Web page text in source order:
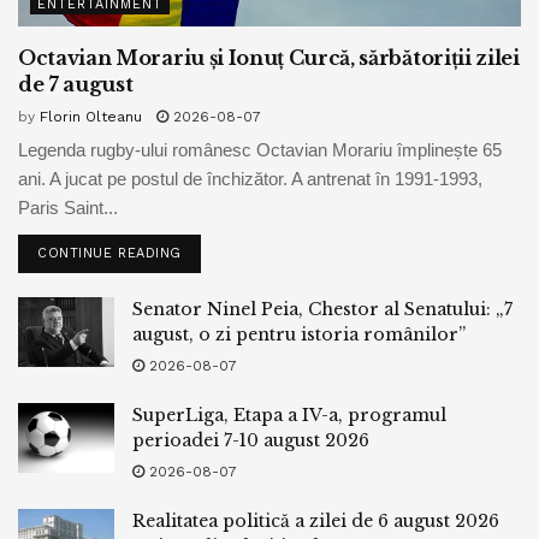
pentru securitate economică. Este mai ușor
să vorbești despre stabilitate instituțională
decât despre competitivitate industrială.
să o transformi în avantaj economic.
Dar lumea s-a schimbat. Războaiele moderne sunt acum
comerciale iar influența modernă este economică si
puterea modernă este tehnologică.
Ce ar fi trebuit să facă? Un model modern
de intelligence ar fi presupus un mecanism
formal de sprijin informațional pentru
ENTERTAINMENT
Octavian Morariu și Ionuț Curcă, sărbătoriții zilei
de 7 august
by Florin Olteanu 2026-08-07
Legenda rugby-ului românesc Octavian Morariu împlinește 65
ani. A jucat pe postul de închizător. A antrenat în 1991-1993,
Paris Saint...
CONTINUE READING
Senator Ninel Peia, Chestor al Senatului: „7
august, o zi pentru istoria românilor”
2026-08-07
SuperLiga, Etapa a IV-a, programul
perioadei 7-10 august 2026
2026-08-07
Realitatea politică a zilei de 6 august 2026